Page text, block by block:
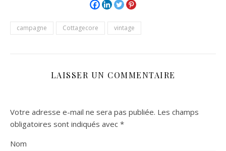
campagne Cottagecore vintage
LAISSER UN COMMENTAIRE
Votre adresse e-mail ne sera pas publiée. Les champs
obligatoires sont indiqués avec *
Nom